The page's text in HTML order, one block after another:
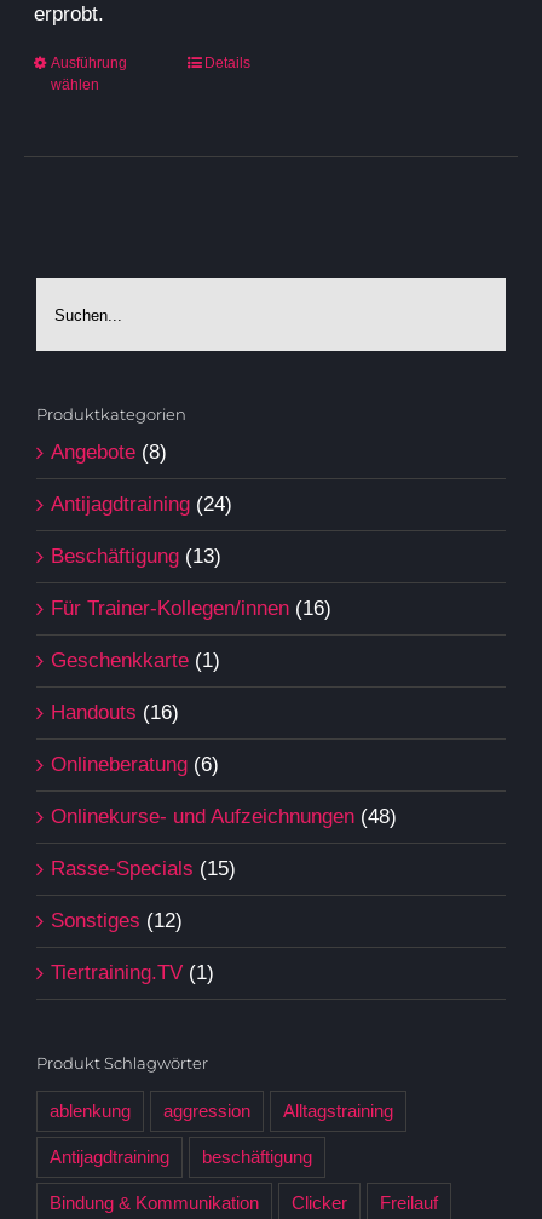
erprobt.
Ausführung
wählen
Dieses
können
Produktseite
Details
Produktkategorien
Angebote (8)
Antijagdtraining (24)
Beschäftigung (13)
Für Trainer-Kollegen/innen (16)
Geschenkkarte (1)
Handouts (16)
Onlineberatung (6)
Onlinekurse- und Aufzeichnungen (48)
Rasse-Specials (15)
Sonstiges (12)
Tiertraining.TV (1)
Produkt Schlagwörter
ablenkung aggression Alltagstraining
Antijagdtraining beschäftigung
Bindung & Kommunikation Clicker Freilauf